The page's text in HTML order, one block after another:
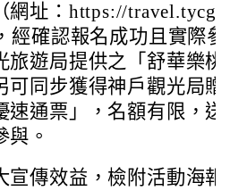
網址：https://
經確認報名成功且實際
旅遊局提供之「舒華樂
可同步獲得神戶觀光局
速通票」，名額有限，
與。
宣傳效益，檢附活動海